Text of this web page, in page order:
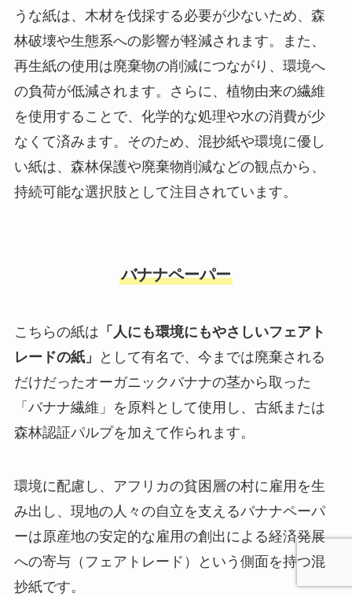
うな紙は、木材を伐採する必要が少ないため、森
林破壊や生態系への影響が軽減されます。また、
再生紙の使用は廃棄物の削減につながり、環境へ
の負荷が低減されます。さらに、植物由来の繊維
を使用することで、化学的な処理や水の消費が少
なくて済みます。そのため、混抄紙や環境に優し
い紙は、森林保護や廃棄物削減などの観点から、
持続可能な選択肢として注目されています。
バナナペーパー
こちらの紙は 「人にも環境にもやさしいフェアト
レードの紙」
として有名で、今までは廃棄される
だけだったオーガニックバナナの茎から取った
「バナナ繊維」を原料として使用し、古紙または
森林認証パルプを加えて作られます。
環境に配慮し、アフリカの貧困層の村に雇用を生
み出し、現地の人々の自立を支えるバナナペーパ
ーは原産地の安定的な雇用の創出による経済発展
への寄与（フェアトレード）という側面を持つ混
抄紙です。